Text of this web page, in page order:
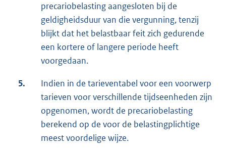
precariobelasting aangesloten bij de
geldigheidsduur van die vergunning, tenzij
blijkt dat het belastbaar feit zich gedurende
een kortere of langere periode heeft
voorgedaan.
5.
Indien in de tarieventabel voor een voorwerp
tarieven voor verschillende tijdseenheden zijn
opgenomen, wordt de precariobelasting
berekend op de voor de belastingplichtige
meest voordelige wijze.